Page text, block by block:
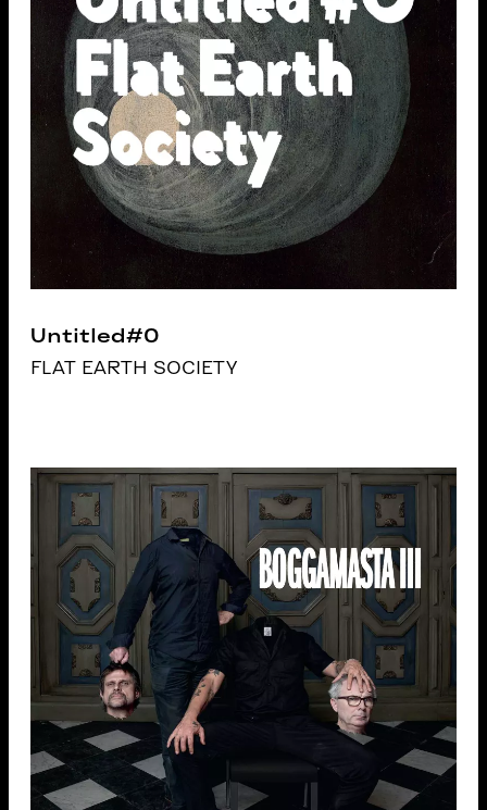
Untitled#0
FLAT EARTH SOCIETY